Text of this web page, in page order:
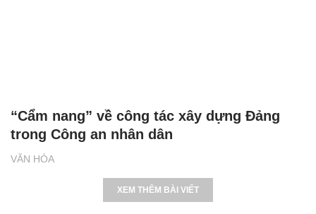
VĂN HÓA
“Cẩm nang” về công tác xây dựng Đảng
trong Công an nhân dân
XEM THÊM BÀI VIẾT